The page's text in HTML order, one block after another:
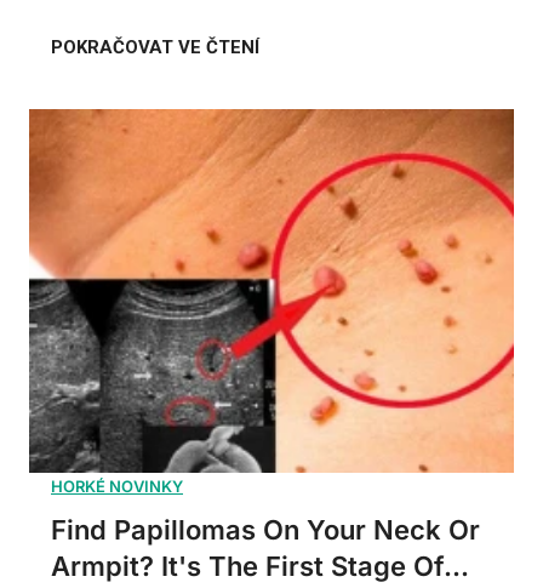
Find Papillomas On Your Neck Or
Armpit? It's The First Stage Of...